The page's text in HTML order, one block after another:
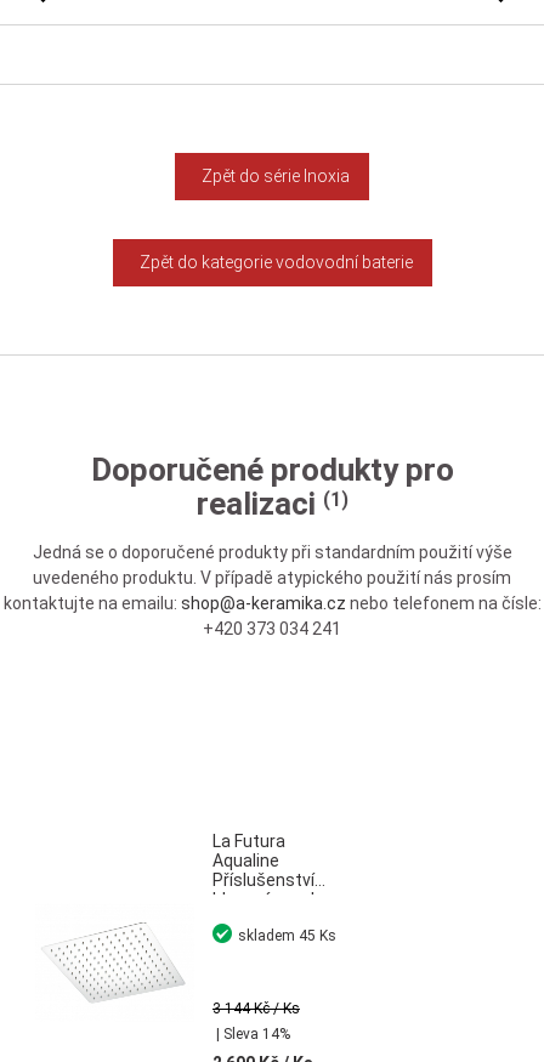
Zpět do série Inoxia
Zpět do kategorie vodovodní baterie
Doporučené produkty pro
realizaci (1)
Jedná se o doporučené produkty při standardním použití výše
uvedeného produktu. V případě atypického použití nás prosím
kontaktujte na emailu: shop@a-keramika.cz nebo telefonem na čísle:
+420 373 034 241
La Futura
Aqualine
Příslušenství
hlavová sprcha
30x30 cm leštěná
nerez
3 144 Kč/ Ks
| Sleva 14%
skladem 45 Ks